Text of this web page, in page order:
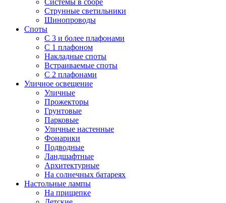
Системы в сборе
Струнные светильники
Шинопроводы
Споты
С 3 и более плафонами
С 1 плафоном
Накладные споты
Встраиваемые споты
С 2 плафонами
Уличное освещение
Уличные
Прожекторы
Грунтовые
Парковые
Уличные настенные
Фонарики
Подводные
Ландшафтные
Архитектурные
На солнечных батареях
Настольные лампы
На прищепке